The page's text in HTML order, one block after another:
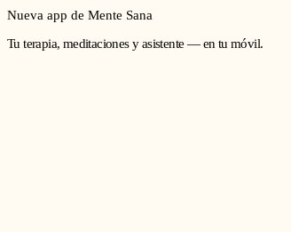
Nueva app de Mente Sana
Tu terapia, meditaciones y asistente — en tu móvil.